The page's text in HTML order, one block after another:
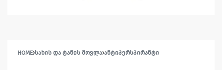
HOME›ᲡᲐᲮᲘᲡ ᲓᲐ ᲢᲐᲜᲘᲡ ᲛᲝᲕᲚᲐ›ᲐᲜᲢᲘᲞᲔᲠᲡᲞᲘᲠᲐᲜᲢᲘ